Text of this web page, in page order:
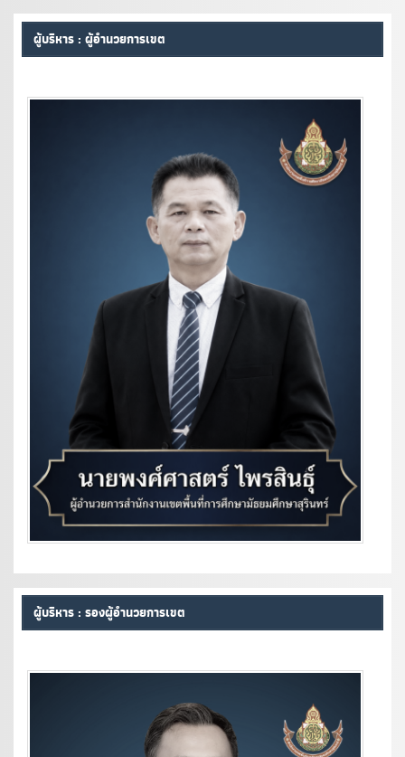
ผู้บริหาร : ผู้อำนวยการเขต
ผู้บริหาร : รองผู้อำนวยการเขต